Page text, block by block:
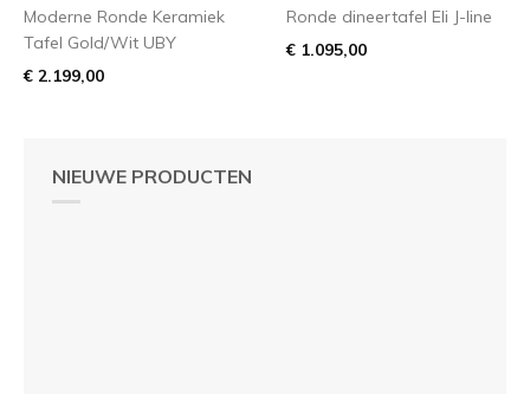
NIEUWE PRODUCTEN
Moderne Ronde Keramiek
Tafel Gold/Wit UBY
€ 2.199,00
Ronde dineertafel Eli J-line
€ 1.095,00